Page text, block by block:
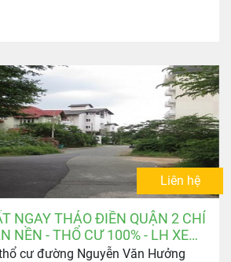
Liên hệ
NGAY THẢO ĐIỀN QUẬN 2 CHỈ
NỀN - THỔ CƯ 100% - LH XEM
cư đường Nguyễn Văn Hưởng